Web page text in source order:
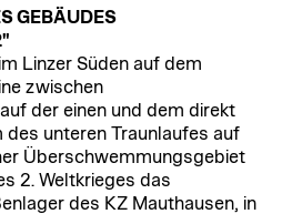
GEBÄUDES
Linzer Süden auf dem
zwischen
der einen und dem direkt
des unteren Traunlaufes auf
Überschwemmungsgebiet
2. Weltkrieges das
des KZ Mauthausen, in